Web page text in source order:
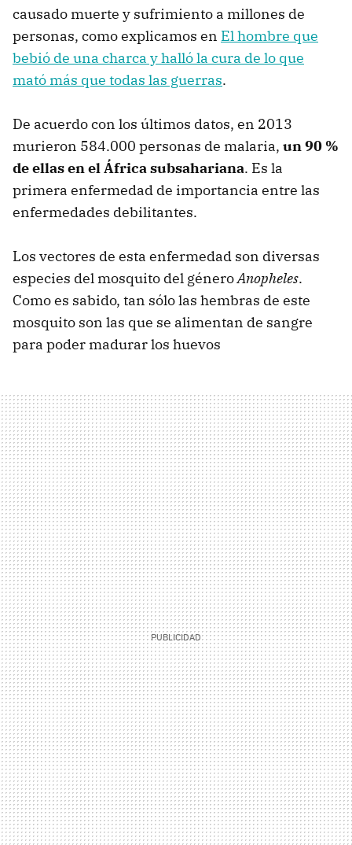
causado muerte y sufrimiento a millones de
personas, como explicamos en El hombre que
bebió de una charca y halló la cura de lo que
mató más que todas las guerras.
De acuerdo con los últimos datos, en 2013
murieron 584.000 personas de malaria, un 90 %
de ellas en el África subsahariana. Es la
primera enfermedad de importancia entre las
enfermedades debilitantes.
Los vectores de esta enfermedad son diversas
especies del mosquito del géneroAnopheles.
Como es sabido, tan sólo las hembras de este
mosquito son las que se alimentan de sangre
para poder madurar los huevos